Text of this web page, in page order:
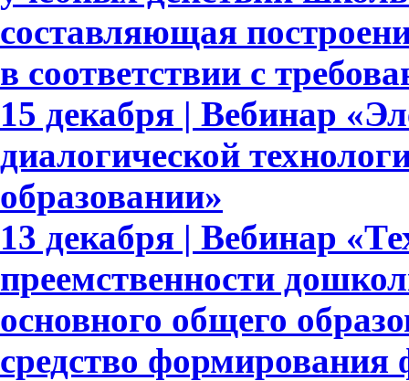
составляющая
в соответствии с
15 декабря | Вебинар
диалогической
образовании»
13 декабря | Вебинар
преемственности
основного общего
средство